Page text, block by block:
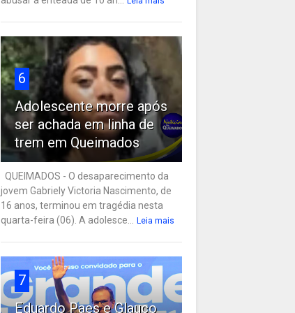
6
Adolescente morre após
ser achada em linha de
trem em Queimados
QUEIMADOS - O desaparecimento da
jovem Gabriely Victoria Nascimento, de
16 anos, terminou em tragédia nesta
quarta-feira (06). A adolesce...
Leia mais
7
Eduardo Paes e Glauco